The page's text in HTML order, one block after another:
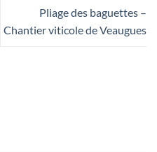
Pliage des baguettes –
Chantier viticole de Veaugues